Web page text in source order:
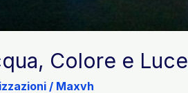
Colore e
/ Maxvh